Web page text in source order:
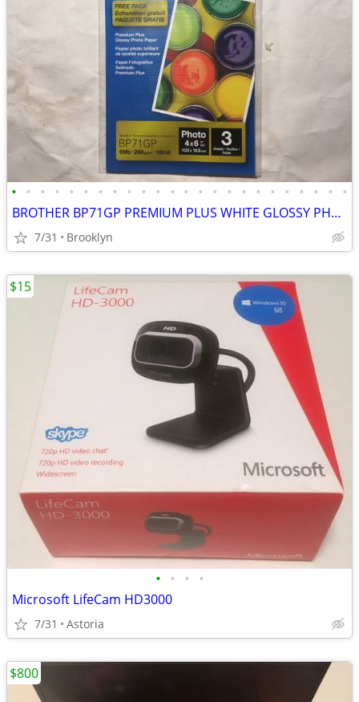
• • • • • • • • • • • • • • • • • • • • • • • •
BROTHER BP71GP PREMIUM PLUS WHITE GLOSSY PHOTO PAPER 3 PCS 6x4" 69LB I
7/31 Brooklyn
• • • •
Microsoft LifeCam HD3000
7/31 Astoria
$15
$800